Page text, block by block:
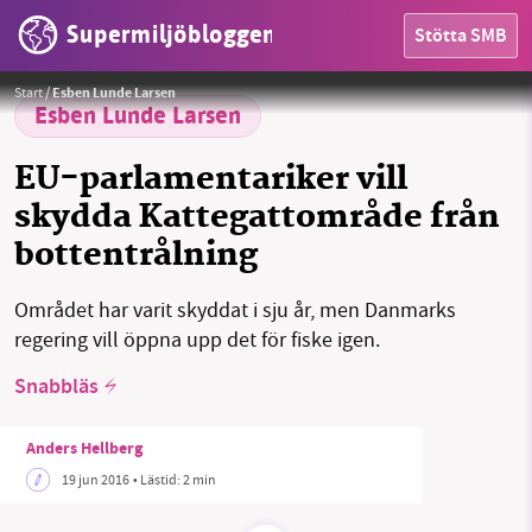
Supermiljöbloggen Stötta SMB
HEM
MILJÖFAKTA
OM OSS
Sök Sparade inlägg
Threads
Start/Esben Lunde Larsen
Esben Lunde Larsen
EU-parlamentariker vill
skydda Kattegattområde från
bottentrålning
Området har varit skyddat i sju år, men Danmarks
regering vill öppna upp det för fiske igen.
Snabbläs
Anders Hellberg
19 jun 2016• Lästid:2 min
Foto: Anders Hellberg